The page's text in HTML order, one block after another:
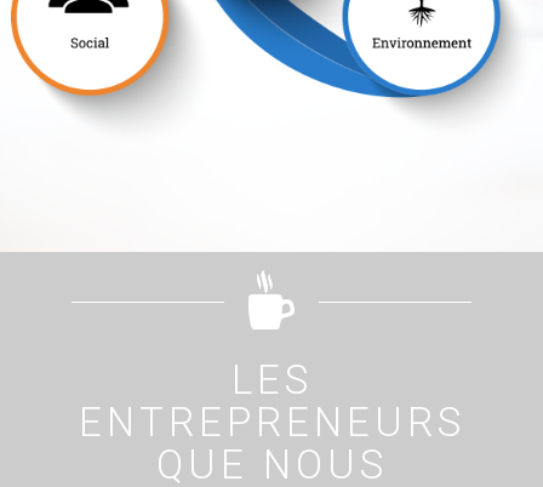
LES
ENTREPRENEURS
QUE NOUS